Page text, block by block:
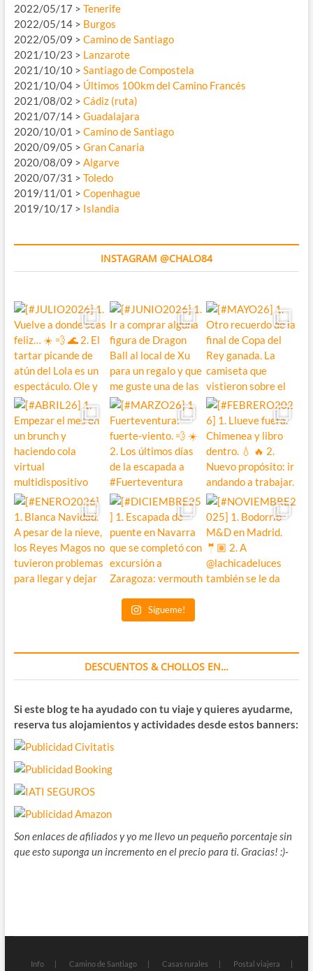
2022/05/17 > Tenerife
2022/05/14 > Burgos
2022/05/09 > Camino de Santiago
2021/10/23 > Lanzarote
2021/10/10 > Santiago de Compostela
2021/10/04 > Últimos 100km del Camino Francés
2021/08/02 > Cádiz (ruta)
2021/07/14 > Guadalajara
2020/10/01 > Camino de Santiago
2020/09/05 > Gran Canaria
2020/08/09 > Algarve
2020/07/31 > Toledo
2019/11/01 > Copenhague
2019/10/17 > Islandia
INSTAGRAM @CHALO84
Sígueme!
DESCUENTOS & CHOLLOS EN…
Si este blog te ha ayudado con tu viaje y quieres ayudarme,
reserva tus alojamientos y actividades desde estos banners:
Son enlaces de afiliados y yo me llevo un pequeño porcentaje sin
que esto suponga un incremento en el precio para ti. Gracias! :)-
Info Camino de Santiago Casas rurales Postal viajera